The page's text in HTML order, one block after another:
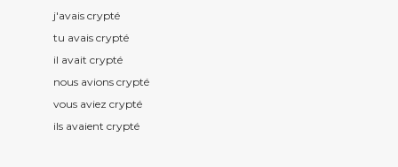
j'avais crypté
tu avais crypté
il avait crypté
nous avions crypté
vous aviez crypté
ils avaient crypté